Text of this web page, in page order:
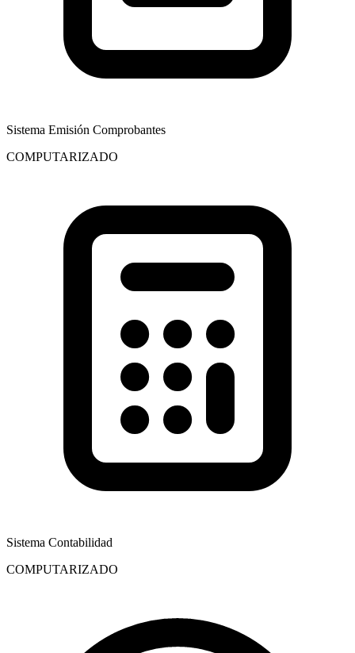
Sistema Emisión Comprobantes
COMPUTARIZADO
Sistema Contabilidad
COMPUTARIZADO